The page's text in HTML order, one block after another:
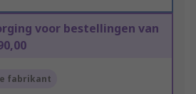
voor bestellingen van
fabrikant